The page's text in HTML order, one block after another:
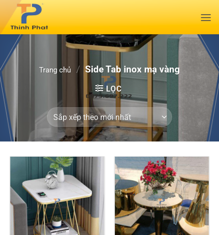
qua
nội
dung
Trang chủ / Side Tab inox mạ vàng
LỌC